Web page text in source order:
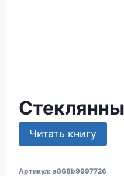
Читать книгу
Артикул: a868b9997726